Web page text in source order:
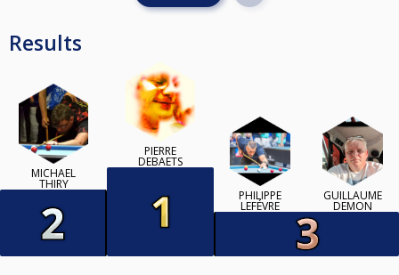
Results
MICHAEL
THIRY
PIERRE
DEBAETS
PHILIPPE
LEFÉVRE
GUILLAUME
DEMON